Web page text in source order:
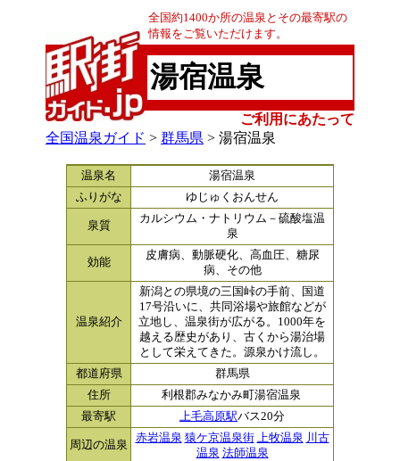
全国約1400か所の温泉とその最寄駅の
情報をご覧いただけます。
湯宿温泉
ご利用にあたって
全国温泉ガイド > 群馬県 > 湯宿温泉
温泉名
湯宿温泉
ふりがな
ゆじゅくおんせん
泉質
カルシウム・ナトリウム－硫酸塩温
泉
効能
皮膚病、動脈硬化、高血圧、糖尿
病、その他
温泉紹介
新潟との県境の三国峠の手前、国道
17号沿いに、共同浴場や旅館などが
立地し、温泉街が広がる。1000年を
越える歴史があり、古くから湯治場
として栄えてきた。源泉かけ流し。
都道府県
群馬県
住所
利根郡みなかみ町湯宿温泉
最寄駅
上毛高原駅バス20分
周辺の温泉
赤岩温泉 猿ケ京温泉街 上牧温泉 川古
温泉 法師温泉